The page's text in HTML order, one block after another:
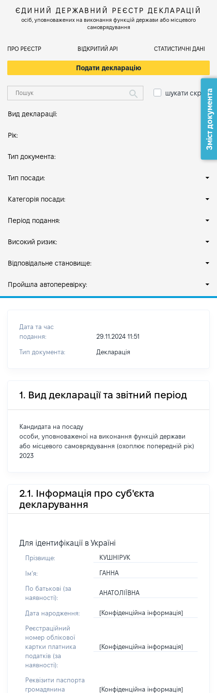
ЄДИНИЙ ДЕРЖАВНИЙ РЕЄСТР ДЕКЛАРАЦІЙ
осіб, уповноважених на виконання функцій держави або місцевого
самоврядування
ПРО РЕЄСТР ВІДКРИТИЙ АРІ СТАТИСТИЧНІ ДАНІ
Подати декларацію
шукати скрізь
Вид декларації:
Рік:
Тип документа:
Тип посади:
Категорія посади:
Період подання:
Високий ризик:
Відповідальне становище:
Пройшла автоперевірку:
Дата та час
подання:
29.11.2024 11:51
Тип документа: Декларація
1. Вид декларації та звітний період
Кандидата на посаду
особи, уповноваженої на виконання функцій держави
або місцевого самоврядування (охоплює попередній рік)
2023
2.1. Інформація про суб'єкта
декларування
Для ідентифікації в Україні
Прізвище: КУШНІРУК
Імʼя: ГАННА
По батькові (за
наявності):
АНАТОЛІЇВНА
Дата народження: [Конфіденційна інформація]
Реєстраційний
номер облікової
картки платника
податків (за
наявності):
[Конфіденційна інформація]
Реквізити паспорта
громадянина
[Конфіденційна інформація]
Зміст документа